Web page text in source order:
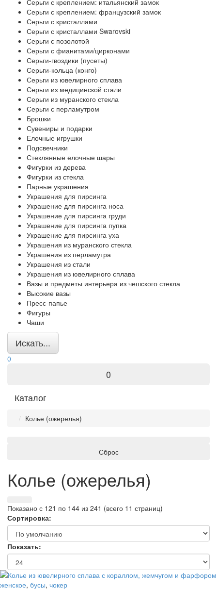
Серьги с креплением: итальянский замок
Серьги с креплением: французский замок
Серьги с кристаллами
Серьги с кристаллами Swarovski
Серьги с позолотой
Серьги с фианитами/цирконами
Серьги-гвоздики (пусеты)
Серьги-кольца (конго)
Серьги из ювелирного сплава
Серьги из медицинской стали
Серьги из муранского стекла
Серьги с перламутром
Брошки
Сувениры и подарки
Елочные игрушки
Подсвечники
Стеклянные елочные шары
Фигурки из дерева
Фигурки из стекла
Парные украшения
Украшения для пирсинга
Украшение для пирсинга носа
Украшение для пирсинга груди
Украшение для пирсинга пупка
Украшение для пирсинга уха
Украшения из муранского стекла
Украшения из перламутра
Украшения из стали
Украшения из ювелирного сплава
Вазы и предметы интерьера из чешского стекла
Высокие вазы
Пресс-папье
Фигуры
Чаши
Искать...
0
0
Каталог
Колье (ожерелья)
Сброс
Колье (ожерелья)
Показано с 121 по 144 из 241 (всего 11 страниц)
Сортировка:
Показать:
женское, бусы, чокер